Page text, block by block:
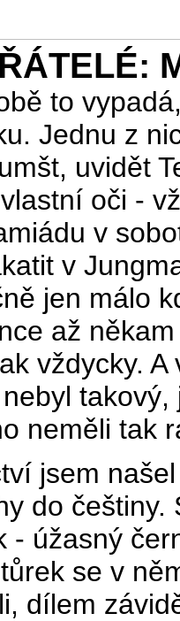
to
Jednu z
uvidět
oči -
v
v
jen málo
až
vždycky.
neměli tak
jsem
do
- úžasný
se v
dílem